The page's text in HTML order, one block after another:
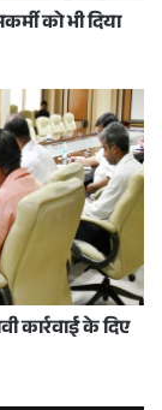
को भी दिया
कार्रवाई के दिए